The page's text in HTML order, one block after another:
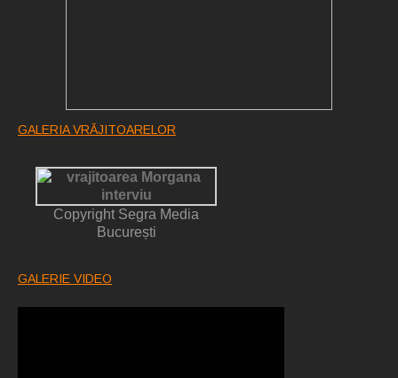
GALERIA VRĂJITOARELOR
Copyright Segra Media
București
GALERIE VIDEO